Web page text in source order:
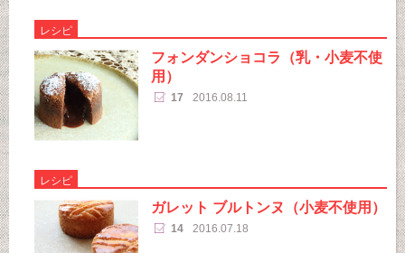
レシピ
フォンダンショコラ（乳・小麦不使
用）
17 2016.08.11
レシピ
ガレット ブルトンヌ（小麦不使用）
14 2016.07.18